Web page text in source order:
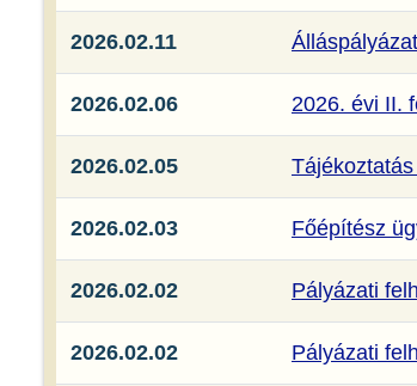
2026.02.11 Álláspályázat
2026.02.06 2026. évi II.
2026.02.05
2026.02.03 Főépítész
2026.02.02 Pályázati
2026.02.02 Pályázati